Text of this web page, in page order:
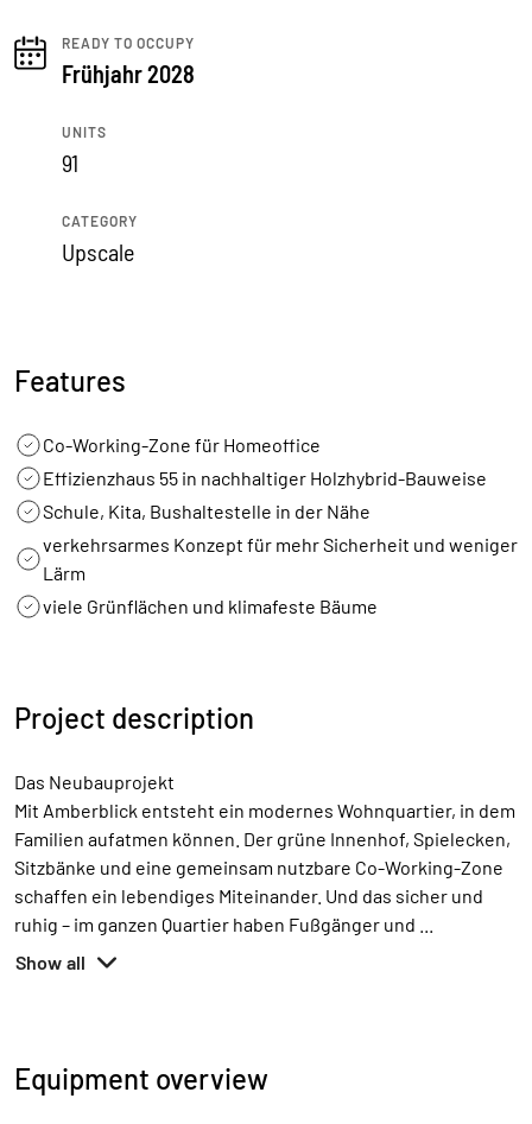
READY TO OCCUPY
Frühjahr 2028
UNITS
91
CATEGORY
Upscale
Features
Co-Working-Zone für Homeoffice
Effizienzhaus 55 in nachhaltiger Holzhybrid-Bauweise
Schule, Kita, Bushaltestelle in der Nähe
verkehrsarmes Konzept für mehr Sicherheit und weniger
Lärm
viele Grünflächen und klimafeste Bäume
Project description
Das Neubauprojekt
Mit Amberblick entsteht ein modernes Wohnquartier, in dem
Familien aufatmen können. Der grüne Innenhof, Spielecken,
Sitzbänke und eine gemeinsam nutzbare Co-Working-Zone
schaffen ein lebendiges Miteinander. Und das sicher und
ruhig – im ganzen Quartier haben Fußgänger und
Show all
Equipment overview